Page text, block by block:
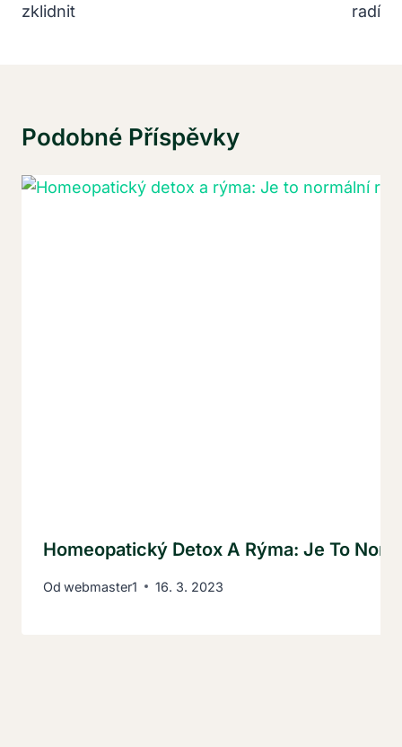
zklidnit
radí
Podobné Příspěvky
Homeopatický Detox A Rýma: Je To
Od webmaster1 16. 3. 2023